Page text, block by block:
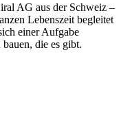
AG aus der Schweiz –
Lebenszeit begleitet
einer Aufgabe
die es gibt.